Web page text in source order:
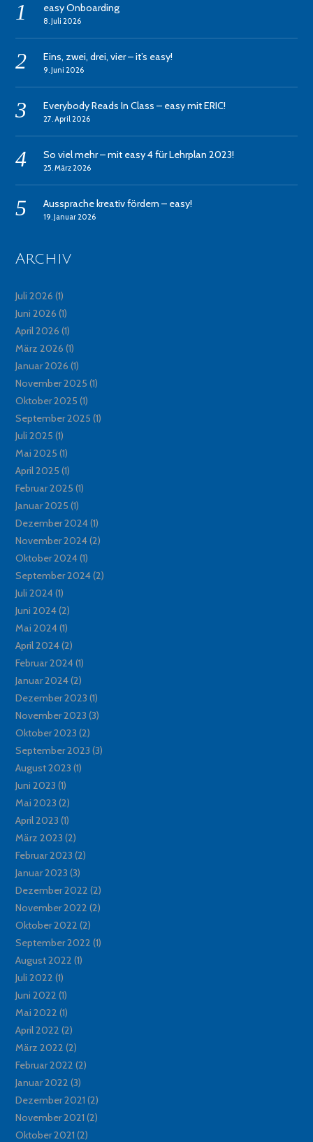
easy Onboarding
8. Juli 2026
Eins, zwei, drei, vier – it’s easy!
9. Juni 2026
Everybody Reads In Class – easy mit ERIC!
27. April 2026
So viel mehr – mit easy 4 für Lehrplan 2023!
25. März 2026
Aussprache kreativ fördern – easy!
19. Januar 2026
Archiv
Juli 2026 (1)
Juni 2026 (1)
April 2026 (1)
März 2026 (1)
Januar 2026 (1)
November 2025 (1)
Oktober 2025 (1)
September 2025 (1)
Juli 2025 (1)
Mai 2025 (1)
April 2025 (1)
Februar 2025 (1)
Januar 2025 (1)
Dezember 2024(1)
November 2024(2)
Oktober 2024(1)
September 2024(2)
Juli 2024(1)
Juni 2024(2)
Mai 2024(1)
April 2024(2)
Februar 2024(1)
Januar 2024(2)
Dezember 2023 (1)
November 2023 (3)
Oktober 2023 (2)
September 2023 (3)
August 2023 (1)
Juni 2023 (1)
Mai 2023 (2)
April 2023 (1)
März 2023 (2)
Februar 2023 (2)
Januar 2023 (3)
Dezember 2022 (2)
November 2022 (2)
Oktober 2022 (2)
September 2022 (1)
August 2022 (1)
Juli 2022 (1)
Juni 2022 (1)
Mai 2022 (1)
April 2022 (2)
März 2022 (2)
Februar 2022 (2)
Januar 2022 (3)
Dezember 2021 (2)
November 2021 (2)
Oktober 2021 (2)